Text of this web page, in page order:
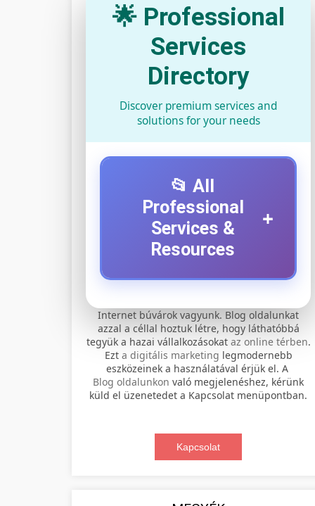
🌟 Professional
Services
Directory
Discover premium services and
solutions for your needs
📂 All
Professional
Services &
Resources
+
roller szervíz
+
Professional electric scooter repair and
maintenance services. Expert
technicians provide quality service for
all major brands and models.
scooter repair shop
📊 2. online marketing
ügynökség
+
services including SEO, social media
management, and digital advertising.
🛴 3. legjobb elektromos
Internet búvárok vagyunk. Blog oldalunkat
azzal a céllal hoztuk létre, hogy láthatóbbá
tegyük a hazai vállalkozásokat az online térben.
Ezt a digitális marketing legmodernebb
eszközeinek a használatával érjük el. A
Blog oldalunkon való megjelenéshez, kérünk
küld el üzenetedet a Kapcsolat menüpontban.
Kapcsolat